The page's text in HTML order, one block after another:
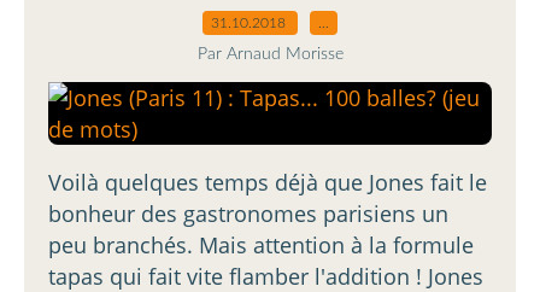
31.10.2018
Par Arnaud Morisse
Voilà quelques temps déjà que Jones fait le
bonheur des gastronomes parisiens un
peu branchés. Mais attention à la formule
tapas qui fait vite flamber l'addition ! Jones